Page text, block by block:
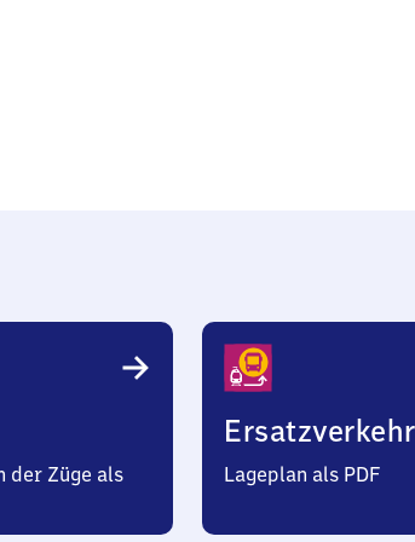
der Züge als
Ersatzverkehr
Lageplan als PDF